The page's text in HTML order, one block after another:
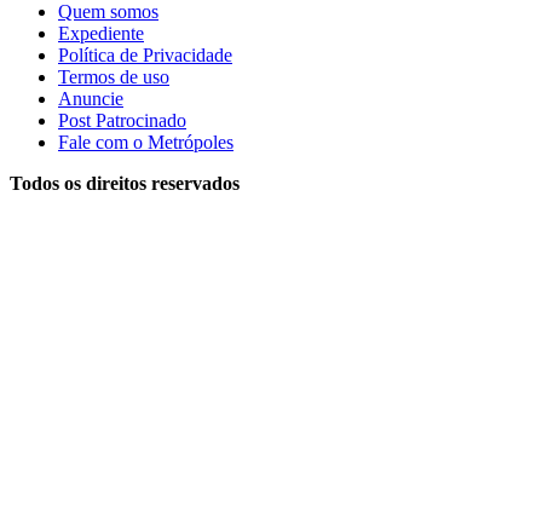
Quem somos
Expediente
Política de Privacidade
Termos de uso
Anuncie
Post Patrocinado
Fale com o Metrópoles
Todos os direitos reservados